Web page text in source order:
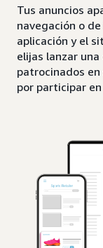
Tus anuncios
navegación o
aplicación y el
elijas lanzar
patrocinados
por participar